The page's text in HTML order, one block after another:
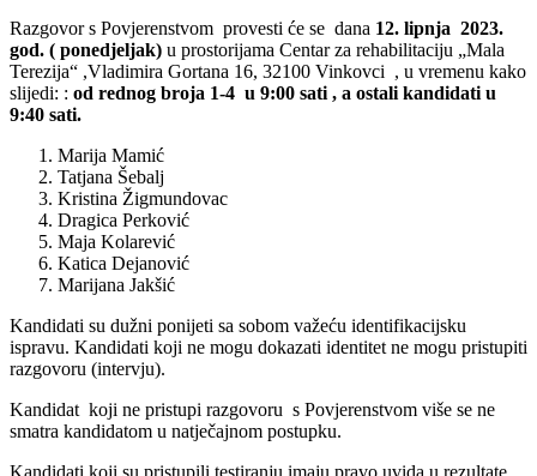
Razgovor s Povjerenstvom provesti će se dana 12. lipnja 2023.
god. ( ponedjeljak) u prostorijama Centar za rehabilitaciju „Mala
Terezija“ ,Vladimira Gortana 16, 32100 Vinkovci , u vremenu kako
slijedi: : od rednog broja 1-4 u 9:00 sati , a ostali kandidati u
9:40 sati.
Marija Mamić
Tatjana Šebalj
Kristina Žigmundovac
Dragica Perković
Maja Kolarević
Katica Dejanović
Marijana Jakšić
Kandidati su dužni ponijeti sa sobom važeću identifikacijsku
ispravu. Kandidati koji ne mogu dokazati identitet ne mogu pristupiti
razgovoru (intervju).
Kandidat koji ne pristupi razgovoru s Povjerenstvom više se ne
smatra kandidatom u natječajnom postupku.